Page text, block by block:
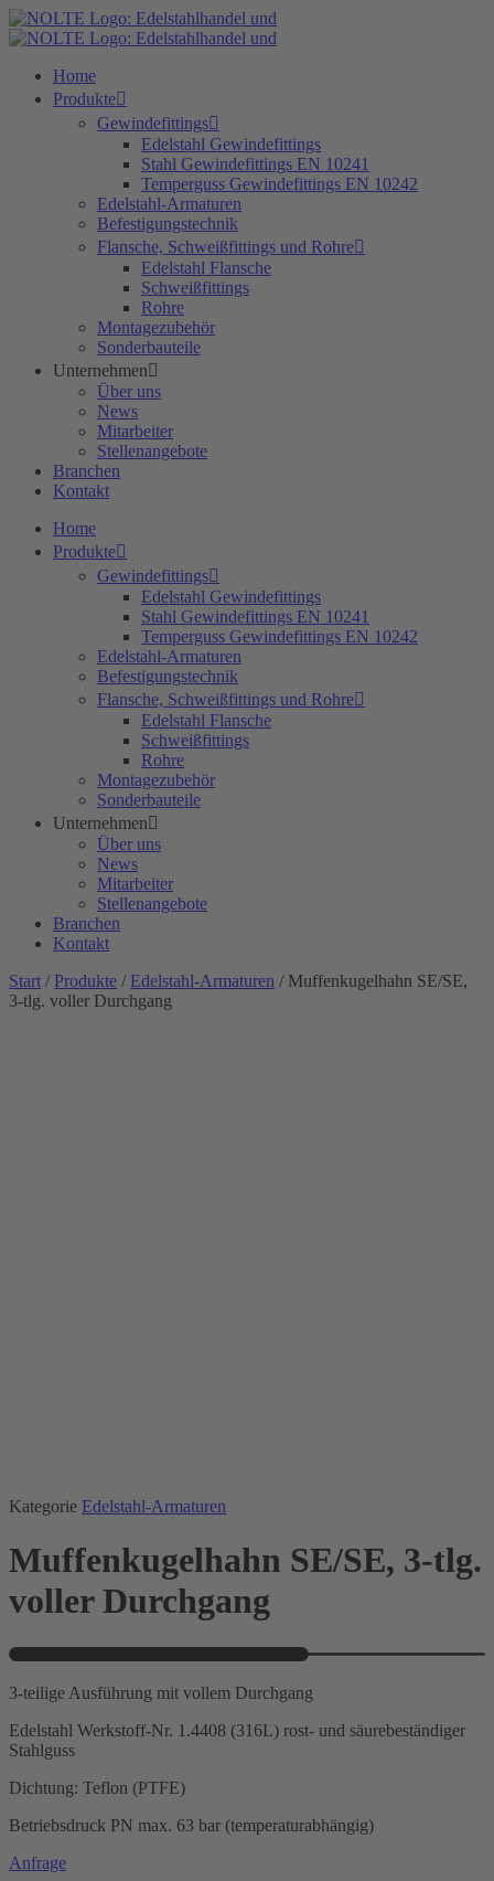
Zum
Inhalt
Home
Produkte
Gewindefittings
Edelstahl Gewindefittings
Stahl Gewindefittings EN 10241
Temperguss Gewindefittings EN 10242
Edelstahl-Armaturen
Befestigungstechnik
Flansche, Schweißfittings und Rohre
Edelstahl Flansche
Schweißfittings
Rohre
Montagezubehör
Sonderbauteile
Unternehmen
Über uns
News
Mitarbeiter
Stellenangebote
Branchen
Kontakt
Home
Produkte
Gewindefittings
Edelstahl Gewindefittings
Stahl Gewindefittings EN 10241
Temperguss Gewindefittings EN 10242
Edelstahl-Armaturen
Befestigungstechnik
Flansche, Schweißfittings und Rohre
Edelstahl Flansche
Schweißfittings
Rohre
Montagezubehör
Sonderbauteile
Unternehmen
Über uns
News
Mitarbeiter
Stellenangebote
Branchen
Kontakt
Start / Produkte / Edelstahl-Armaturen / Muffenkugelhahn SE/SE,
3-tlg. voller Durchgang
Kategorie Edelstahl-Armaturen
Muffenkugelhahn SE/SE, 3-tlg.
voller Durchgang
3-teilige Ausführung mit vollem Durchgang
Edelstahl Werkstoff-Nr. 1.4408 (316L) rost- und säurebeständiger
Stahlguss
Dichtung: Teflon (PTFE)
Betriebsdruck PN max. 63 bar (temperaturabhängig)
Anfrage